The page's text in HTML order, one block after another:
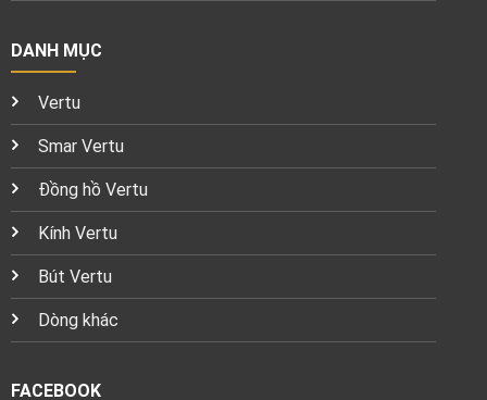
DANH MỤC
Vertu
Smar Vertu
Đồng hồ Vertu
Kính Vertu
Bút Vertu
Dòng khác
FACEBOOK